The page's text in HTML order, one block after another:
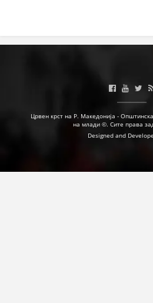
Црвен крст на Р. Македонија -
на млади ©. Сите права
Designed and